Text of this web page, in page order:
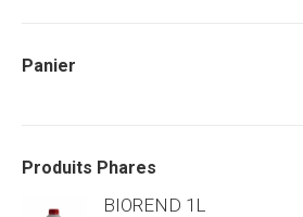
Panier
Produits Phares
BIOREND 1L